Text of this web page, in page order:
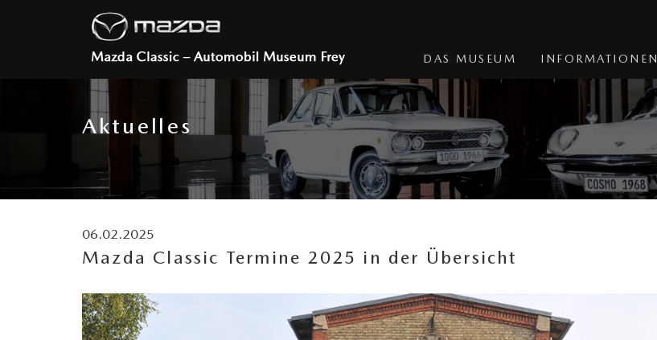
DAS MUSEUM INFORMATIONEN
Aktuelles
06.02.2025
Mazda Classic Termine 2025 in der Übersicht